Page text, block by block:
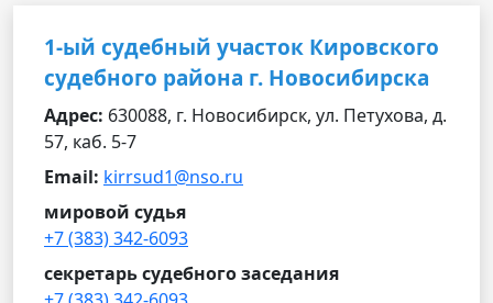
1-ый судебный участок Кировского
судебного района г. Новосибирска
Адрес: 630088, г. Новосибирск, ул. Петухова, д.
57, каб. 5-7
Email: kirrsud1@nso.ru
мировой судья
+7 (383) 342-6093
секретарь судебного заседания